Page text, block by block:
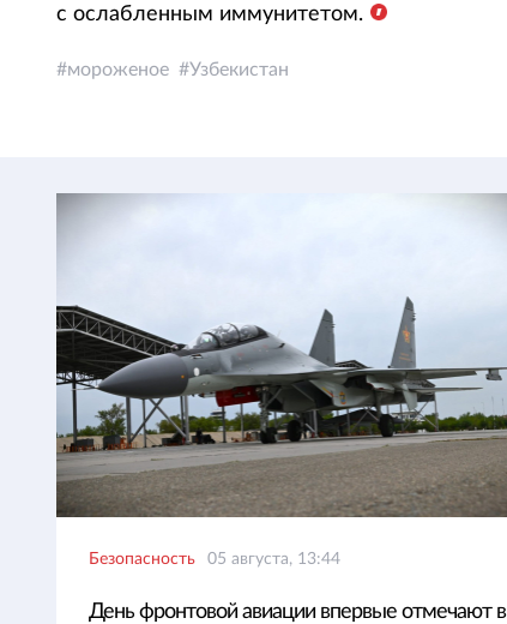
с ослабленным иммунитетом.
мороженое Узбекистан
Безопасность 05 августа, 13:44
День фронтовой авиации впервые отмечают в